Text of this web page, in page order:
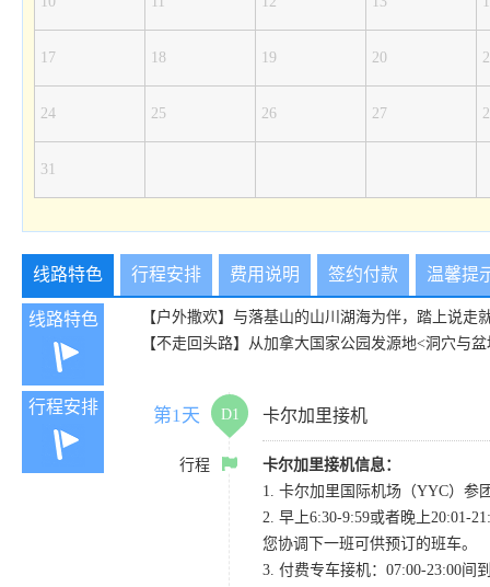
17 18 19 20
24 25 26 27
31
线路特色 行程安排 费用说明 签约付款 温馨提
线路特色
【户外撒欢】与落基山的山川湖海为伴，踏上说
【不走回头路】从加拿大国家公园发源地<洞穴与
行程安排 第1天 D1 卡尔加里接机
行程
卡尔加里接机信息：
1. 卡尔加里国际机场（YYC）参
2. 早上6:30-9:59或者晚上20:01-
您协调下一班可供预订的班车。
3. 付费专车接机：07:00-23:00间